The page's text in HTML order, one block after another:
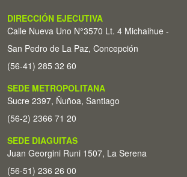
DIRECCIÓN EJECUTIVA
Calle Nueva Uno N°3570 Lt. 4 Michaihue -
San Pedro de La Paz, Concepción
(56-41) 285 32 60
SEDE METROPOLITANA
Sucre 2397, Ñuñoa, Santiago
(56-2) 2366 71 20
SEDE DIAGUITAS
Juan Georgini Runi 1507, La Serena
(56-51) 236 26 00